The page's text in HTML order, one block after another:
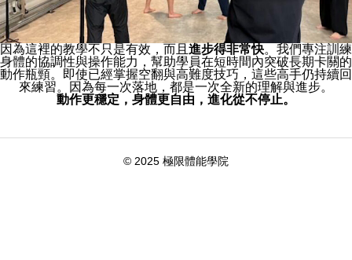
因為這裡的教學不只是有效，而且 進步得非常快。我們專注訓練
身體的協調性與操作能力，幫助學員在短時間內突破長期卡關的
動作瓶頸。即使已經掌握空翻與高難度技巧，這些高手仍持續回
來練習。因為每一次落地，都是一次全新的理解與進步。
動作更穩定，身體更自由，進化從不停止。
© 2025 極限體能學院